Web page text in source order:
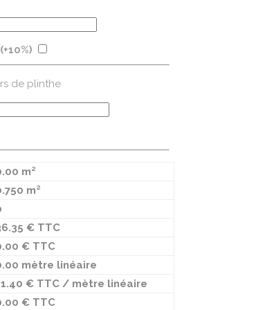
de plinthe
m²
m²
€ TTC
€ TTC
mètre linéaire
€ TTC / mètre linéaire
€ TTC